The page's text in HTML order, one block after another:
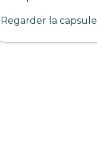
Regarder la capsule